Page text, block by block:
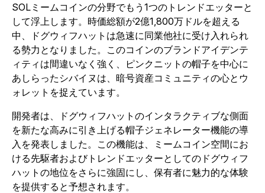
SOLミームコインの分野でもう1つのトレンドエッターと
して浮上します。時価総額が2億1,800万ドルを超える
中、ドグウィフハットは急速に同業他社に受け入れられ
る勢力となりました。このコインのブランドアイデンテ
ィティは間違いなく強く、ピンクニットの帽子を中心に
あしらったシバイヌは、暗号資産コミュニティの心とウ
ォレットを捉えています。
開発者は、ドグウィフハットのインタラクティブな側面
を新たな高みに引き上げる帽子ジェネレーター機能の導
入を発表しました。この機能は、ミームコイン空間にお
ける先駆者およびトレンドエッターとしてのドグウィフ
ハットの地位をさらに強固にし、保有者に魅力的な体験
を提供すると予想されます。